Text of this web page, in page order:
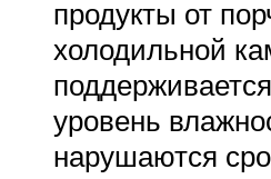
продукты от
холодильной
уровень
нарушаются